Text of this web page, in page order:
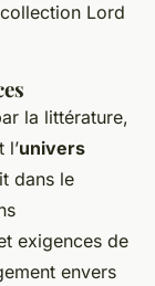
Lord
la littérature,
l’univers
dans le
exigences de
envers